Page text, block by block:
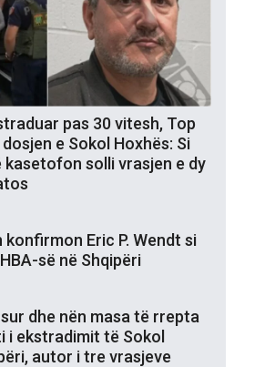
pas 30 vitesh, Top
e Sokol Hoxhës: Si
kasetofon solli vrasjen e dy
Eric P. Wendt si
së në Shqipëri
dhe nën masa të rrepta
i ekstradimit të Sokol
autor i tre vrasjeve